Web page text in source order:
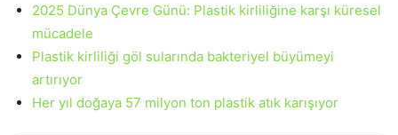
2025 Dünya Çevre Günü: Plastik kirliliğine karşı küresel
mücadele
Plastik kirliliği göl sularında bakteriyel büyümeyi
artırıyor
Her yıl doğaya 57 milyon ton plastik atık karışıyor